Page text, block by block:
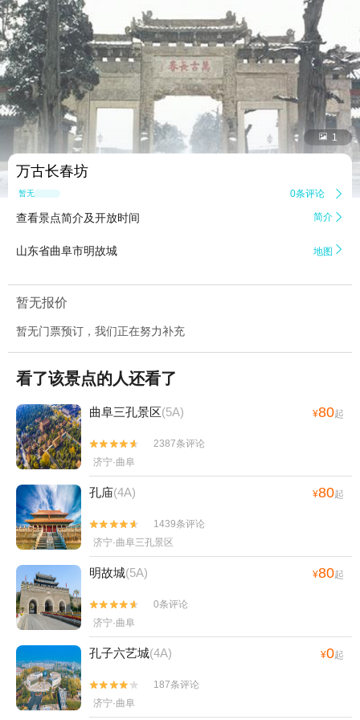
 1
万古长春坊
暂无点评 0条评论 
查看景点简介及开放时间 简介 
山东省曲阜市明故城 地图 
暂无报价
暂无门票预订，我们正在努力补充
看了该景点的人还看了
曲阜三孔景区(5A) ¥80起


2387条评论
济宁·曲阜
孔庙(4A) ¥80起


1439条评论
济宁·曲阜三孔景区
明故城(5A) ¥80起


0条评论
济宁·曲阜
孔子六艺城(4A) ¥0起


187条评论
济宁·曲阜
